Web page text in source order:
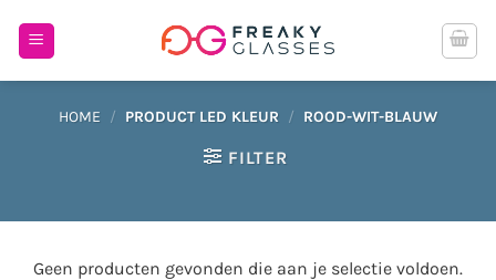
naar
HOME / PRODUCT LED KLEUR / ROOD-WIT-BLAUW
FILTER
Geen producten gevonden die aan je selectie voldoen.